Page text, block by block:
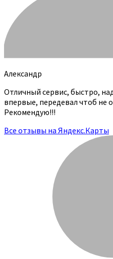
Александр
Отличный сервис, быстро,
впервые, передевал чтоб не
Рекомендую!!!
Все отзывы на Яндекс.Карты